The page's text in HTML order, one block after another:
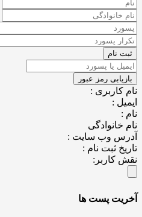
نام کاربری :
ایمیل :
نام :
نام خانوادگی
آدرس وب سایت :
تاریخ ثبت نام :
نقش کاربر:
آخریت پست ها